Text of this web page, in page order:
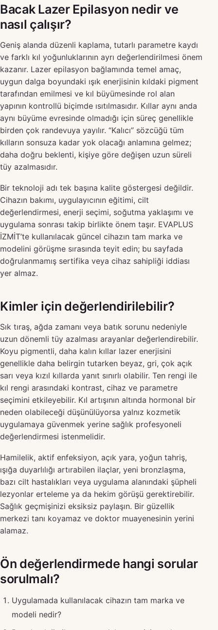
Bacak Lazer Epilasyon nedir ve
nasıl çalışır?
Geniş alanda düzenli kaplama, tutarlı parametre kaydı
ve farklı kıl yoğunluklarının ayrı değerlendirilmesi önem
kazanır. Lazer epilasyon bağlamında temel amaç,
uygun dalga boyundaki ışık enerjisinin kıldaki pigment
tarafından emilmesi ve kıl büyümesinde rol alan
yapının kontrollü biçimde ısıtılmasıdır. Kıllar aynı anda
aynı büyüme evresinde olmadığı için süreç genellikle
birden çok randevuya yayılır. “Kalıcı” sözcüğü tüm
kılların sonsuza kadar yok olacağı anlamına gelmez;
daha doğru beklenti, kişiye göre değişen uzun süreli
tüy azalmasıdır.
Bir teknoloji adı tek başına kalite göstergesi değildir.
Cihazın bakımı, uygulayıcının eğitimi, cilt
değerlendirmesi, enerji seçimi, soğutma yaklaşımı ve
uygulama sonrası takip birlikte önem taşır. EVAPLUS
İZMİT’te kullanılacak güncel cihazın tam marka ve
modelini görüşme sırasında teyit edin; bu sayfada
doğrulanmamış sertifika veya cihaz sahipliği iddiası
yer almaz.
Kimler için değerlendirilebilir?
Sık tıraş, ağda zamanı veya batık sorunu nedeniyle
uzun dönemli tüy azalması arayanlar değerlendirebilir.
Koyu pigmentli, daha kalın kıllar lazer enerjisini
genellikle daha belirgin tutarken beyaz, gri, çok açık
sarı veya kızıl kıllarda yanıt sınırlı olabilir. Ten rengi ile
kıl rengi arasındaki kontrast, cihaz ve parametre
seçimini etkileyebilir. Kıl artışının altında hormonal bir
neden olabileceği düşünülüyorsa yalnız kozmetik
uygulamaya güvenmek yerine sağlık profesyoneli
değerlendirmesi istenmelidir.
Hamilelik, aktif enfeksiyon, açık yara, yoğun tahriş,
ışığa duyarlılığı artırabilen ilaçlar, yeni bronzlaşma,
bazı cilt hastalıkları veya uygulama alanındaki şüpheli
lezyonlar erteleme ya da hekim görüşü gerektirebilir.
Sağlık geçmişinizi eksiksiz paylaşın. Bir güzellik
merkezi tanı koyamaz ve doktor muayenesinin yerini
alamaz.
Ön değerlendirmede hangi sorular
sorulmalı?
Uygulamada kullanılacak cihazın tam marka ve
modeli nedir?